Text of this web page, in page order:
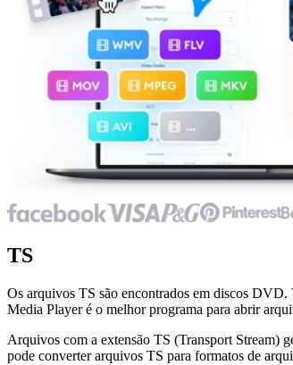
TS
Os arquivos TS são encontrados em discos
Media Player é o melhor programa para abrir
Arquivos com a extensão TS (Transport Stream)
pode converter arquivos TS para formatos de